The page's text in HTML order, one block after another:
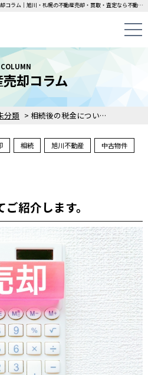
相続後の税金についてご紹介しま･･･｜不動産売却コラム｜旭川・札幌の不動産売却・買取・査定なら不動産売却専門店カウイエにお任せください！中古一戸建て・マンション・土地の即日無料査定・即金買取を行っています！
分類 > 相続後の税金についてご紹介します。
COLUMN
却コラム
相続 旭川不動産
中古物件
紹介します。